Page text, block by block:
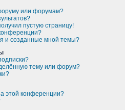
или форумам?
пустую страницу!
и созданные мной темы?
тему или форум?
этой конференции?